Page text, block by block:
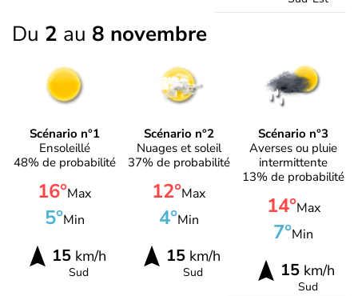
Du 2 au 8 novembre
Scénario n°1
Ensoleillé
48% de probabilité
16°Max
5°Min
15km/h
Sud
Scénario n°2
Nuages et soleil
37% de probabilité
12°Max
4°Min
15km/h
Sud
Scénario n°3
Averses ou pluie
intermittente
13% de probabilité
14°Max
7°Min
15 km/h
Sud